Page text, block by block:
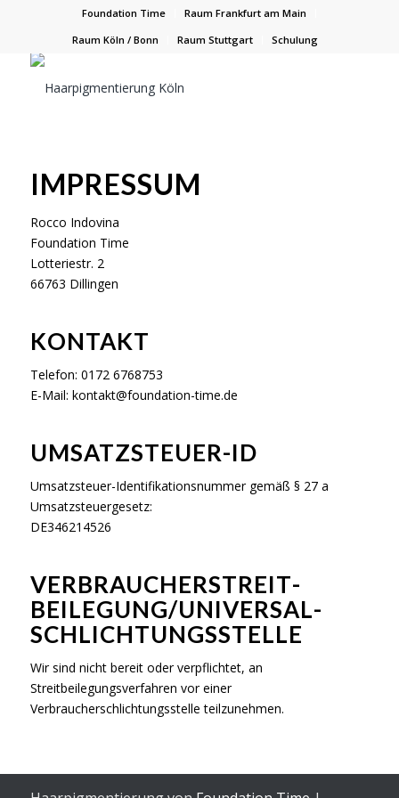
Foundation Time
Raum Frankfurt am Main
Raum Köln / Bonn
Raum Stuttgart Schulung
IMPRESSUM
Rocco Indovina
Foundation Time
Lotteriestr. 2
66763 Dillingen
KONTAKT
Telefon: 0172 6768753
E-Mail: kontakt@foundation-time.de
UMSATZSTEUER-ID
Umsatzsteuer-Identifikationsnummer gemäß § 27 a
Umsatzsteuergesetz:
DE346214526
VERBRAUCHER­STREIT­
BEILEGUNG/UNIVERSAL­
SCHLICHTUNGS­STELLE
Wir sind nicht bereit oder verpflichtet, an
Streitbeilegungsverfahren vor einer
Verbraucherschlichtungsstelle teilzunehmen.